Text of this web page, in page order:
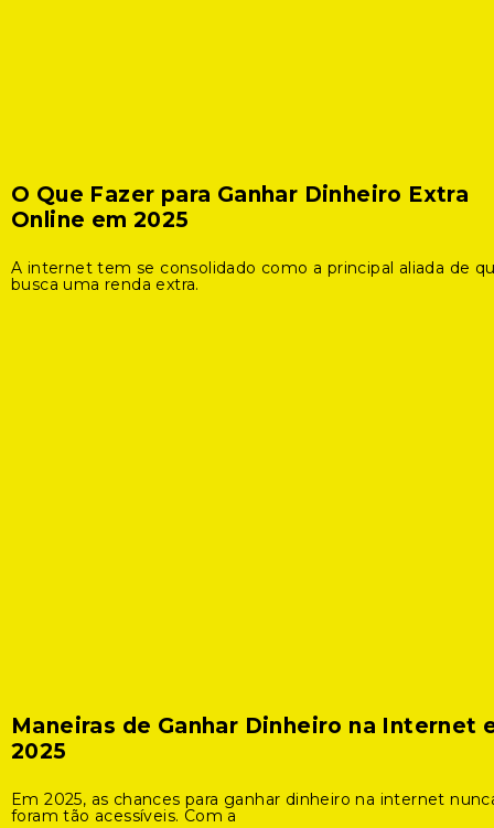
O Que Fazer para Ganhar Dinheiro Extra
Online em 2025
A internet tem se consolidado como a principal aliada de
busca uma renda extra.
Maneiras de Ganhar Dinheiro na Internet
2025
Em 2025, as chances para ganhar dinheiro na internet
foram tão acessíveis. Com a